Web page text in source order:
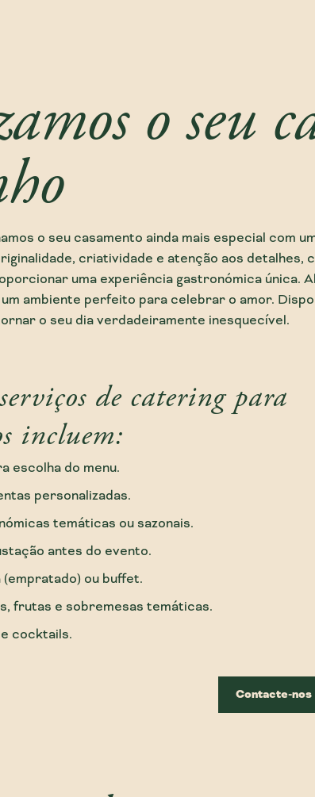
o seu
o seu casamento ainda mais especial com
criatividade e atenção aos
uma experiência gastronómica única.
ambiente perfeito para celebrar o amor.
o seu dia verdadeiramente inesquecível.
serviços de catering para
incluem:
escolha do menu.
personalizadas.
temáticas ou sazonais.
antes do evento.
ou buffet.
frutas e sobremesas temáticas.
cocktails.
Contacte-nos